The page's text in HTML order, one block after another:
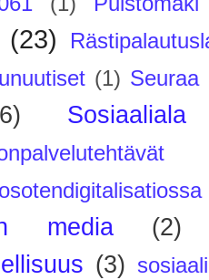
(23)
(1) Seuraa
Sosiaaliala
media
(2)
(3)